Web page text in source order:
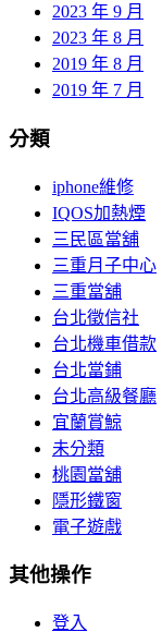
2023 年 9 月
2023 年 8 月
2019 年 8 月
2019 年 7 月
分類
iphone維修
IQOS加熱煙
三民區當舖
三重月子中心
三重當舖
台北徵信社
台北機車借款
台北當鋪
台北高級餐廳
宜蘭賞鯨
未分類
桃園當舖
隱形鐵窗
電子遊戲
其他操作
登入